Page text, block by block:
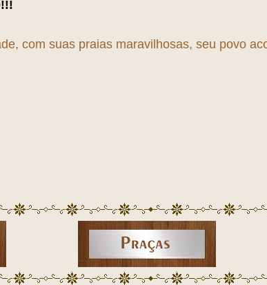
com suas praias maravilhosas, seu povo